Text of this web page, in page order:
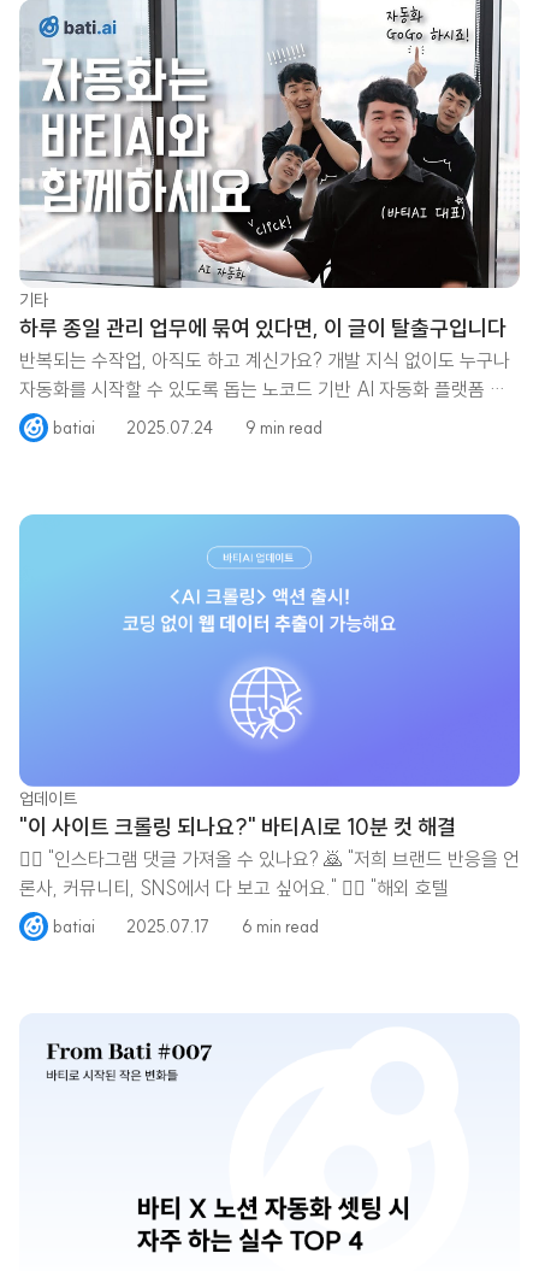
기타
하루 종일 관리 업무에 묶여 있다면, 이 글이 탈출구입니다
반복되는 수작업, 아직도 하고 계신가요? 개발 지식 없이도 누구나
자동화를 시작할 수 있도록 돕는 노코드 기반 AI 자동화 플랫폼 바
티AI의 이야기를 전합니다. 이 영상에서는 바티AI가 어떤 철학으로
탄생했는지, 실무자들이 실제로 어떻게 업무 흐름을 자동화하고 있
수 있는 일의 방식입니다."
batiai 2025.07.24 9 min read
업데이트
"이 사이트 크롤링 되나요?" 바티AI로 10분 컷 해결
🙋‍♀️ "인스타그램 댓글 가져올 수 있나요? 🙇 "저희 브랜드 반응을 언
론사, 커뮤니티, SNS에서 다 보고 싶어요." 🤷‍♂️ "해외 호텔
batiai 2025.07.17 6 min read